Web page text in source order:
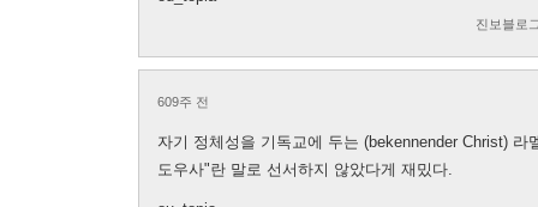
진보블로
609주 전
자기 정체성을 기독교에 두는 (bekennender Christ)
도우사"란 말로 선서하지 않았다게 재밌다.